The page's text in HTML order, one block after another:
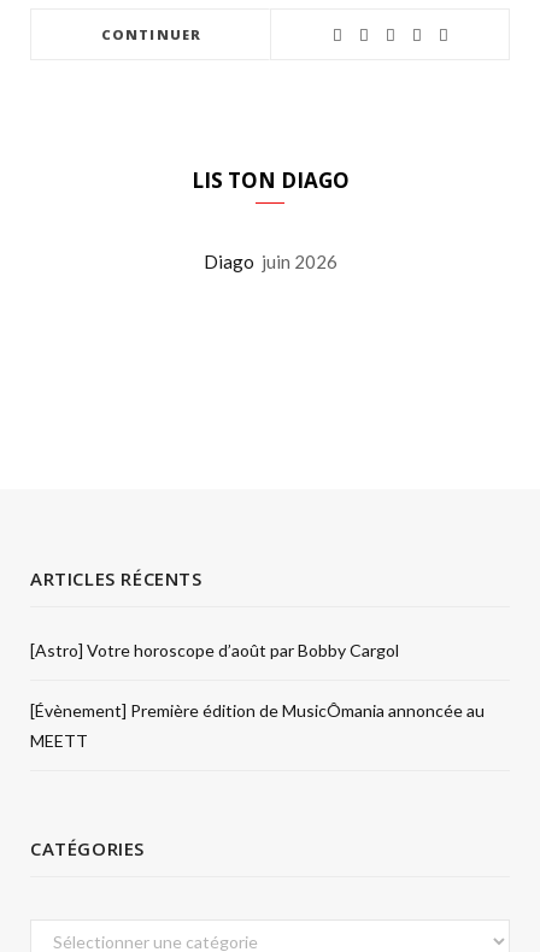
CONTINUER
LIS TON DIAGO
Diago juin 2026
ARTICLES RÉCENTS
[Astro] Votre horoscope d’août par Bobby Cargol
[Évènement] Première édition de MusicÔmania annoncée au
MEETT
CATÉGORIES
Catégories